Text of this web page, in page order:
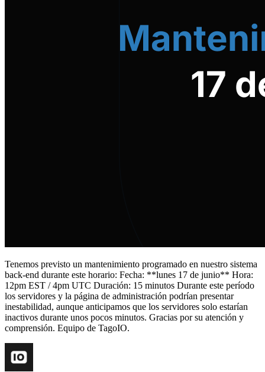
Tenemos previsto un mantenimiento programado en nuestro sistema
back-end durante este horario: Fecha: **lunes 17 de junio** Hora:
12pm EST / 4pm UTC Duración: 15 minutos Durante este período
los servidores y la página de administración podrían presentar
inestabilidad, aunque anticipamos que los servidores solo estarían
inactivos durante unos pocos minutos. Gracias por su atención y
comprensión. Equipo de TagoIO.